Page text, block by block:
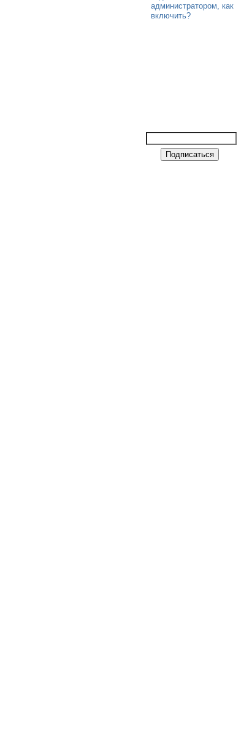
администратором, как
включить?